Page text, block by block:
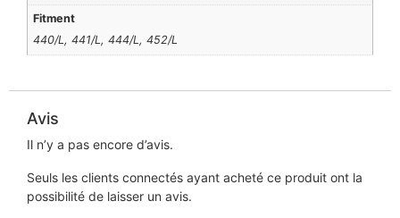
Fitment
440/L, 441/L, 444/L, 452/L
Avis
Il n’y a pas encore d’avis.
Seuls les clients connectés ayant acheté ce produit ont la
possibilité de laisser un avis.